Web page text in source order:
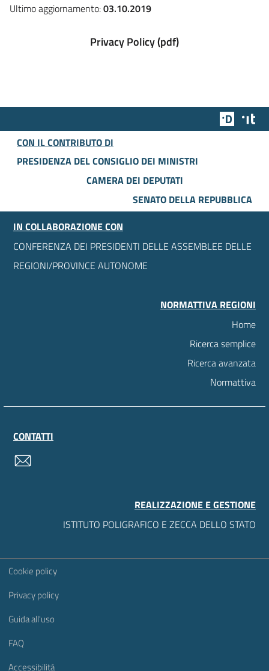
Ultimo aggiornamento:03.10.2019
Privacy Policy (pdf)
Team
CON IL CONTRIBUTO DI
PRESIDENZA DEL CONSIGLIO DEI MINISTRI
CAMERA DEI DEPUTATI
SENATO DELLA REPUBBLICA
IN COLLABORAZIONE CON
CONFERENZA DEI PRESIDENTI DELLE ASSEMBLEE DELLE
REGIONI/PROVINCE AUTONOME
NORMATTIVA REGIONI
Home
Ricerca semplice
Ricerca avanzata
Normattiva
CONTATTI
REALIZZAZIONE E GESTIONE
ISTITUTO POLIGRAFICO E ZECCA DELLO STATO
Sezione Link Utili
Cookie policy
Privacy policy
Guida all'uso
FAQ
Accessibilità